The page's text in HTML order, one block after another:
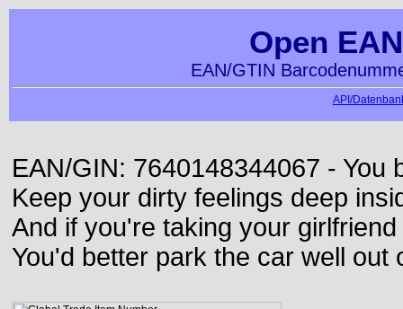
Open
EAN/GTIN
API/
EAN/GIN: 7640148344067 - You
Keep your dirty feelings deep
And if you're taking your
You'd better park the car well out